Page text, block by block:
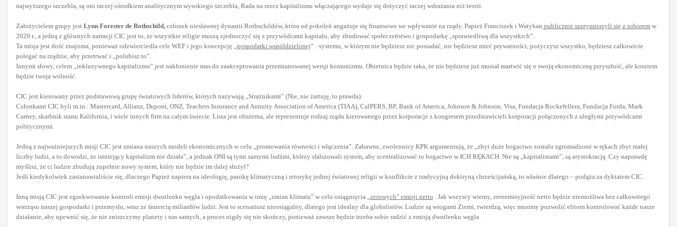
najwyższego szczebla, są oni raczej ośrodkiem analitycznym wysokiego szczebla, Rada na rzecz kapitalizmu włączającego wydaje się dotyczyć raczej wdrażania niż teorii.
Założycielem grupy jest Lynn Forester de Rothschild, członek niesławnej dynastii Rothschildów, która od pokoleń angażuje się finansowo we wpływanie na rządy. Papież Franciszek i Watykan publicznie sprzymierzyli się z soborem w
2020 r., a jedną z głównych narracji CIC jest to, że wszystkie religie muszą zjednoczyć się z przywódcami kapitału, aby zbudować społeczeństwo i gospodarkę „sprawiedliwą dla wszystkich”.
Ta misja jest dość znajoma, ponieważ odzwierciedla cele WEF i jego koncepcję „ gospodarki współdzielonej” : systemu, w którym nie będziesz nic posiadać, nie będziesz mieć prywatności, pożyczysz wszystko, będziesz całkowicie
polegać na rządzie, aby przetrwać i „polubisz to”.
Innymi słowy, celem „inkluzywnego kapitalizmu” jest nakłonienie mas do zaakceptowania przemianowanej wersji komunizmu. Obietnica będzie taka, że nie będziesz już musiał martwić się o swoją ekonomiczną przyszłość, ale kosztem
będzie twoja wolność.
CIC jest kierowany przez podstawową grupę światowych liderów, których nazywają „Strażnikami” (Nie, nie żartuję, to prawda).
Członkami CIC byli m.in.: Mastercard, Allianz, Dupont, ONZ, Teachers Insurance and Annuity Association of America (TIAA), CalPERS, BP, Bank of America, Johnson & Johnson, Visa, Fundacja Rockefellera, Fundacja Forda, Mark
Carney, skarbnik stanu Kalifornia, i wiele innych firm na całym świecie. Lista jest obszerna, ale reprezentuje rodzaj rządu kierowanego przez korporacje z kongresem przedstawicieli korporacji połączonych z uległymi przywódcami
politycznymi.
Jedną z najważniejszych misji CIC jest zmiana naszych modeli ekonomicznych w celu „promowania równości i włączenia”. Zabawne, zwolennicy KPK argumentują, że „zbyt duże bogactwo zostało zgromadzone w rękach zbyt małej
liczby ludzi, a to dowodzi, że istniejący kapitalizm nie działa”, a jednak ONI są tymi samymi ludźmi, którzy sfałszowali system, aby scentralizować to bogactwo w ICH RĘKACH. Nie są „kapitalistami”, są arystokracją. Czy naprawdę
myślisz, że ci ludzie zbudują zupełnie nowy system, który nie będzie im dalej służył?
Jeśli kiedykolwiek zastanawialiście się, dlaczego Papież napiera na ideologię, panikę klimatyczną i retorykę jednej światowej religii w konflikcie z tradycyjną doktryną chrześcijańską, to właśnie dlatego – podąża za dyktatem CIC.
Inną misją CIC jest egzekwowanie kontroli emisji dwutlenku węgla i opodatkowania w imię „zmian klimatu” w celu osiągnięcia „ zerowych” emisji netto . Jak wszyscy wiemy, zeroemisyjność netto będzie niemożliwa bez całkowitego
wstrząsu naszej gospodarki i przemysłu, wraz ze śmiercią miliardów ludzi. Jest to scenariusz nieosiągalny, dlatego jest idealny dla globalistów. Ludzie są wrogami Ziemi, twierdzą, więc musimy pozwolić elitom kontrolować każde nasze
działanie, aby upewnić się, że nie zniszczymy planety i nas samych, a proces nigdy się nie skończy, ponieważ zawsze będzie trzeba sobie radzić z emisją dwutlenku węgla.